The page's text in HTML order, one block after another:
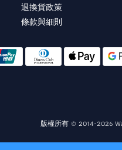
退換貨政策
條款與細則
版權所有 © 2014-2026